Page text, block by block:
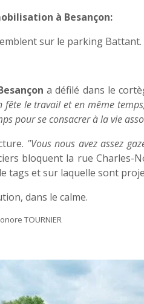
à Besançon:
sur le parking Battant.
a défilé dans le
le travail et en même
pour se consacrer à la vie
"Vous nous avez assez
bloquent la rue Charles-
tags et sur laquelle sont
dans le calme.
TOURNIER